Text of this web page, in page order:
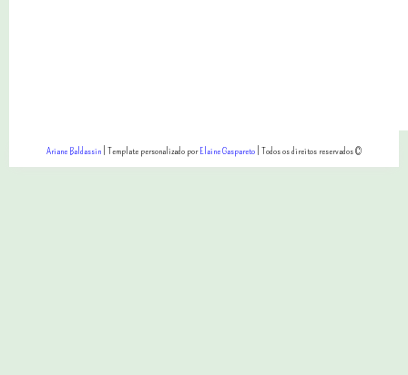
Ariane Baldassin| Template personalizado porElaine Gaspareto| Todos os direitos reservados ©